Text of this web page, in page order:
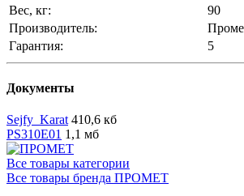
Вес, кг:
90
Производитель:
Гарантия:
5
Документы
Sejfy_Karat 410,6 кб
PS310E01 1,1 мб
Все товары категории
Все товары бренда ПРОМЕТ